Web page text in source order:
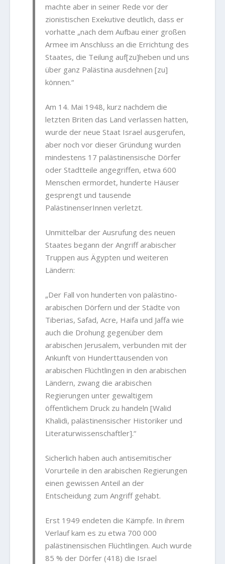
machte aber in seiner Rede vor der
zionistischen Exekutive deutlich, dass er
vorhatte „nach dem Aufbau einer großen
Armee im Anschluss an die Errichtung des
Staates, die Teilung auf[zu]heben und uns
über ganz Palästina ausdehnen [zu]
können.“
Am 14. Mai 1948, kurz nachdem die
letzten Briten das Land verlassen hatten,
wurde der neue Staat Israel ausgerufen,
aber noch vor dieser Gründung wurden
mindestens 17 palästinensische Dörfer
oder Stadtteile angegriffen, etwa 600
Menschen ermordet, hunderte Häuser
gesprengt und tausende
PalästinenserInnen verletzt.
Unmittelbar der Ausrufung des neuen
Staates begann der Angriff arabischer
Truppen aus Ägypten und weiteren
Ländern:
„Der Fall von hunderten von palästino-
arabischen Dörfern und der Städte von
Tiberias, Safad, Acre, Haifa und Jaffa wie
auch die Drohung gegenüber dem
arabischen Jerusalem, verbunden mit der
Ankunft von Hunderttausenden von
arabischen Flüchtlingen in den arabischen
Ländern, zwang die arabischen
Regierungen unter gewaltigem
öffentlichem Druck zu handeln [Walid
Khalidi, palästinensischer Historiker und
Literaturwissenschaftler].“
Sicherlich haben auch antisemitischer
Vorurteile in den arabischen Regierungen
einen gewissen Anteil an der
Entscheidung zum Angriff gehabt.
Erst 1949 endeten die Kämpfe. In ihrem
Verlauf kam es zu etwa 700 000
palästinensischen Flüchtlingen. Auch wurde
85 % der Dörfer (418) die Israel